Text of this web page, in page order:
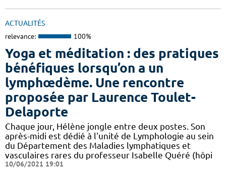
ACTUALITÉS
relevance: 100%
Yoga et méditation : des pratiques
bénéfiques lorsqu’on a un
lymphœdème. Une rencontre
proposée par Laurence Toulet-
Delaporte
Chaque jour, Hélène jongle entre deux postes. Son
après-midi est dédié à l'unité de Lymphologie au sein
du Département des Maladies lymphatiques et
vasculaires rares du professeur Isabelle Quéré (hôpi
10/06/2021 19:01